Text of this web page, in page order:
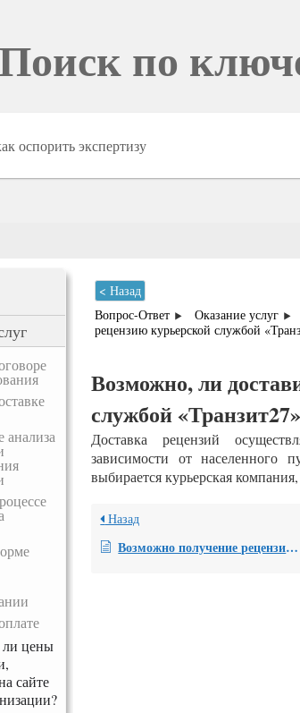
Поиск по
анализа
цены
сайте
< Назад
Вопрос-Ответ
Оказание услуг
рецензию курьерской службой
Возможно, ли
службой
Доставка рецензий
зависимости от населенного
выбирается курьерская
Назад
Возможно получение рецензии не заказчиком, а другим лицом?